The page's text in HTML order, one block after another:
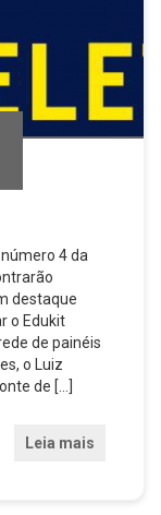
4 da
destaque
o Edukit
de painéis
o Luiz
de […]
Leia mais